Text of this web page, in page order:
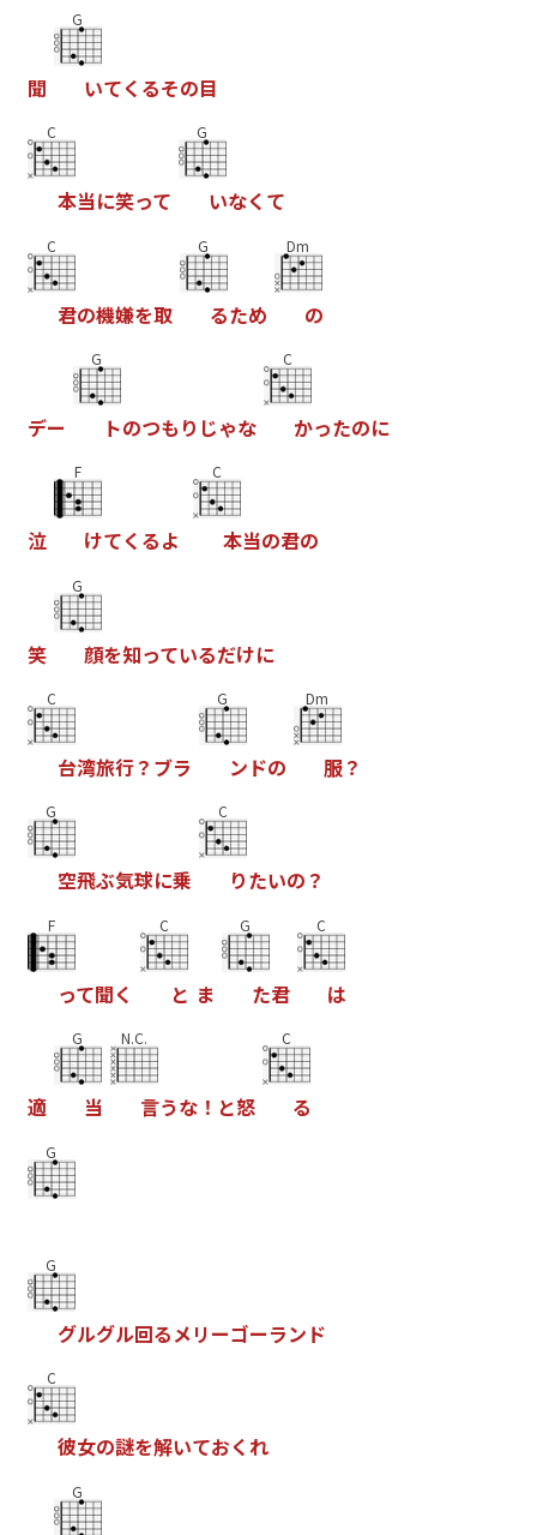
聞
G
いてく るその目
C
本当に笑って
G
いなく て
C
君の機嫌を取
G
るため
Dm
の
デー
G
トのつもり じゃな
C
かったのに
泣
F
けてく るよ
C
本当の君の
笑
G
顔を知っているだけに
C
台湾旅行？ ブラ
G
ン ドの
Dm
服？
G
空飛ぶ気球に乗
C
りたいの ？
F
って聞く
C
と ま
G
た君
C
は
適
G
当
N.C.
言うな！ と怒
C
る
G
G
グルグル回るメリーゴーラン ド
C
彼女の謎を解いておく れ
G